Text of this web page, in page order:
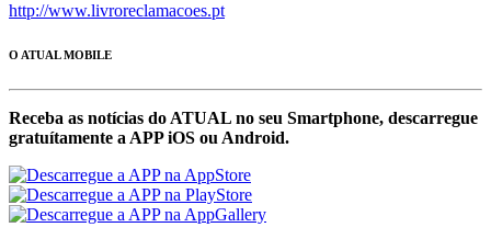
http://www.livroreclamacoes.pt
O ATUAL MOBILE
Receba as notícias do ATUAL no seu Smartphone, descarregue
gratuítamente a APP iOS ou Android.